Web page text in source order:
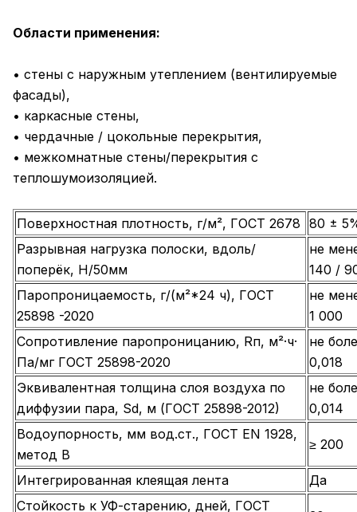
Области применения:
• стены с наружным утеплением (вентилируемые
фасады),
• каркасные стены,
• чердачные / цокольные перекрытия,
• межкомнатные стены/перекрытия с
теплошумоизоляцией.
Поверхностная плотность, г/м², ГОСТ 2678 80 ±
Разрывная нагрузка полоски, вдоль/
поперёк, H/50мм
не
140 /
Паропроницаемость, г/(м²*24 ч), ГОСТ
25898 -2020
не
1 000
Сопротивление паропроницанию, Rп, м²·ч·
Па/мг ГОСТ 25898-2020
не
0,018
Эквивалентная толщина слоя воздуха по
диффузии пара, Sd, м (ГОСТ 25898-2012)
не
0,014
Водоупорность, мм вод.ст., ГОСТ EN 1928,
метод В
≥ 200
Интегрированная клеящая лента
Да
Стойкость к УФ-старению, дней, ГОСТ